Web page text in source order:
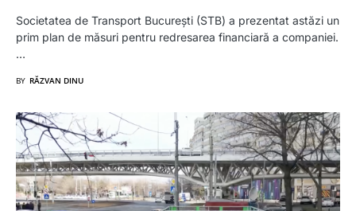
Societatea de Transport București (STB) a prezentat astăzi un
prim plan de măsuri pentru redresarea financiară a companiei.
…
BY RĂZVAN DINU